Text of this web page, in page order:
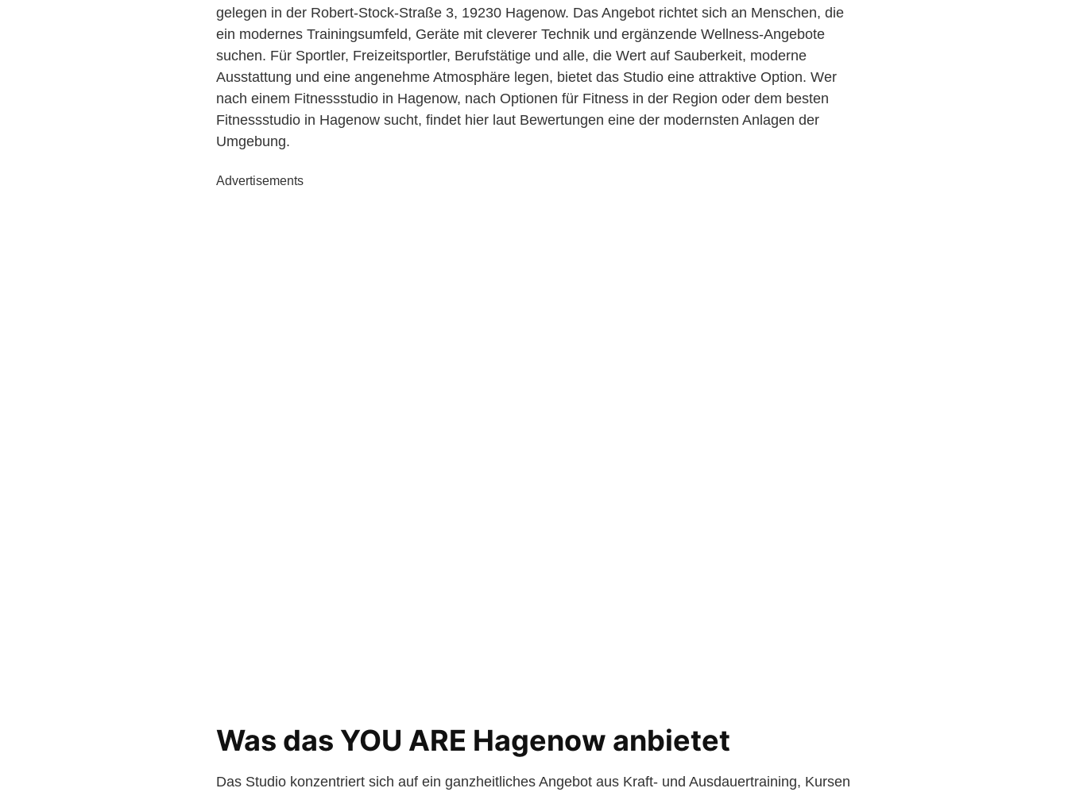
gelegen in der Robert-Stock-Straße 3, 19230 Hagenow. Das Angebot richtet sich an Menschen, die
ein modernes Trainingsumfeld, Geräte mit cleverer Technik und ergänzende Wellness‑Angebote
suchen. Für Sportler, Freizeitsportler, Berufstätige und alle, die Wert auf Sauberkeit, moderne
Ausstattung und eine angenehme Atmosphäre legen, bietet das Studio eine attraktive Option. Wer
nach einem Fitnessstudio in Hagenow, nach Optionen für Fitness in der Region oder dem besten
Fitnessstudio in Hagenow sucht, findet hier laut Bewertungen eine der modernsten Anlagen der
Umgebung.
Advertisements
Was das YOU ARE Hagenow anbietet
Das Studio konzentriert sich auf ein ganzheitliches Angebot aus Kraft- und Ausdauertraining, Kursen